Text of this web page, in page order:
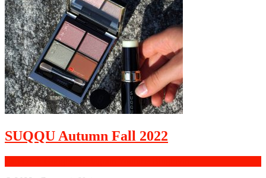
SUQQU Autumn Fall 2022